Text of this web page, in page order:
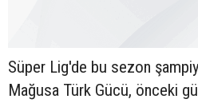
Süper Lig'de bu sezon
Mağusa Türk Gücü, önceki